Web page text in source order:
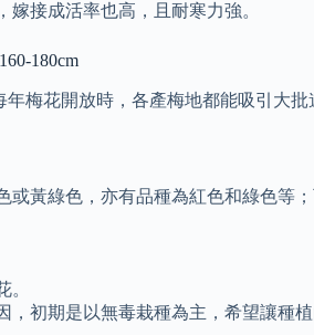
接成活率也高，且耐寒力強。
180cm
梅花開放時，各產梅地都能吸引大
黃綠色，亦有品種為紅色和綠色等
初期是以無毒栽種為主，希望讓種